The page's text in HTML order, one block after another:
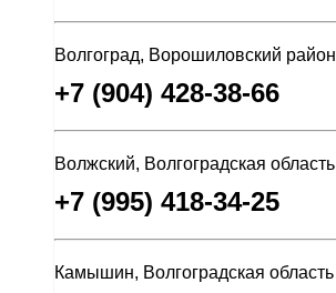
Волгоград, Ворошиловский район
+7 (904) 428-38-66
Волжский, Волгоградская область
+7 (995) 418-34-25
Камышин, Волгоградская область